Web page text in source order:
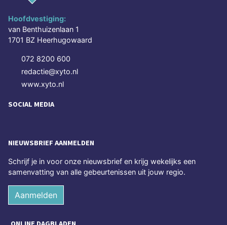
Hoofdvestiging:
van Benthuizenlaan 1
1701 BZ Heerhugowaard
072 8200 600
redactie@xyto.nl
www.xyto.nl
SOCIAL MEDIA
NIEUWSBRIEF AANMELDEN
Schrijf je in voor onze nieuwsbrief en krijg wekelijks een
samenvatting van alle gebeurtenissen uit jouw regio.
Aanmelden